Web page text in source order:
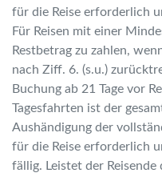
für die Reise erforderlich
Für Reisen mit einer
Restbetrag zu zahlen,
nach Ziff. 6. (s.u.)
Buchung ab 21 Tage vor
Tagesfahrten ist der
Aushändigung der
für die Reise erforderlich
fällig. Leistet der